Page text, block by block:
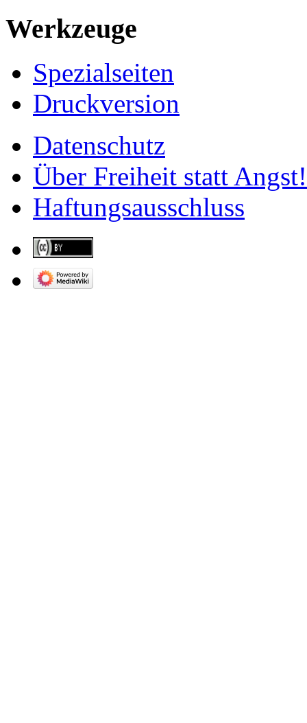
Werkzeuge
Spezialseiten
Druckversion
Datenschutz
Über Freiheit statt Angst!
Haftungsausschluss